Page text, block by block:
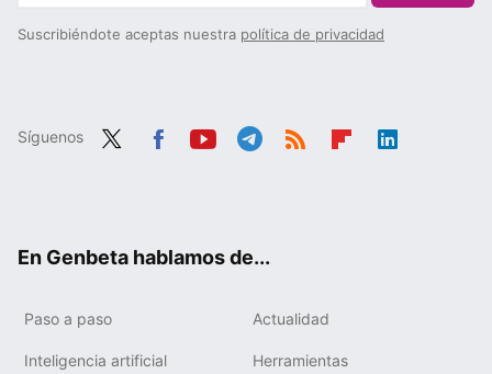
Suscribiéndote aceptas nuestra política de privacidad
Síguenos
En Genbeta hablamos de...
Paso a paso Actualidad
Inteligencia artificial Herramientas